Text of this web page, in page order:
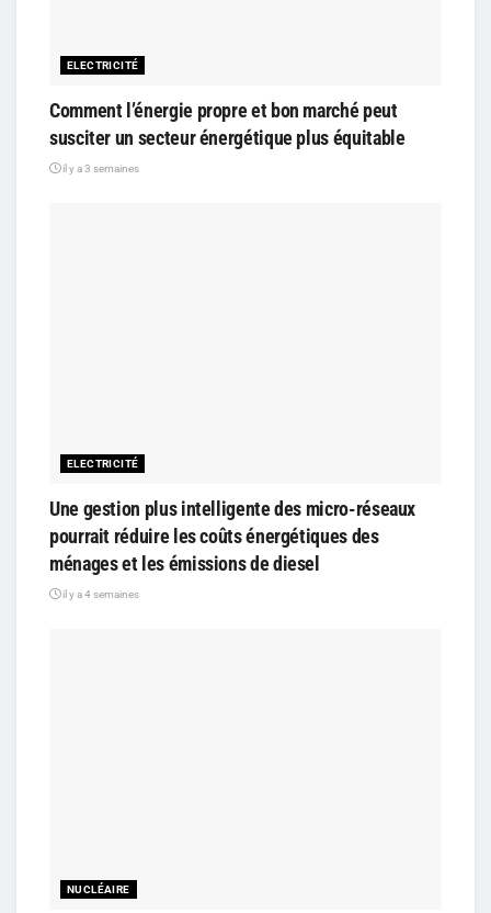
ELECTRICITÉ
Comment l’énergie propre et bon marché peut
susciter un secteur énergétique plus équitable
il y a 3 semaines
ELECTRICITÉ
Une gestion plus intelligente des micro-réseaux
pourrait réduire les coûts énergétiques des
ménages et les émissions de diesel
il y a 4 semaines
NUCLÉAIRE